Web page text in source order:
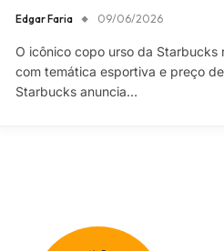
Edgar Faria 09/06/2026
O icônico copo urso da Starbucks
com temática esportiva e preço
Starbucks anuncia…